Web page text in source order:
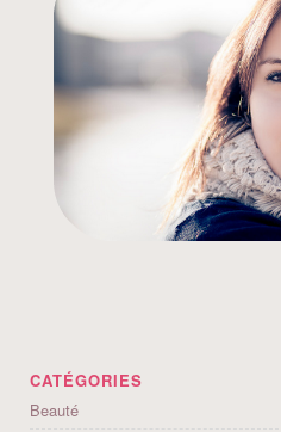
CATÉGORIES
Beauté